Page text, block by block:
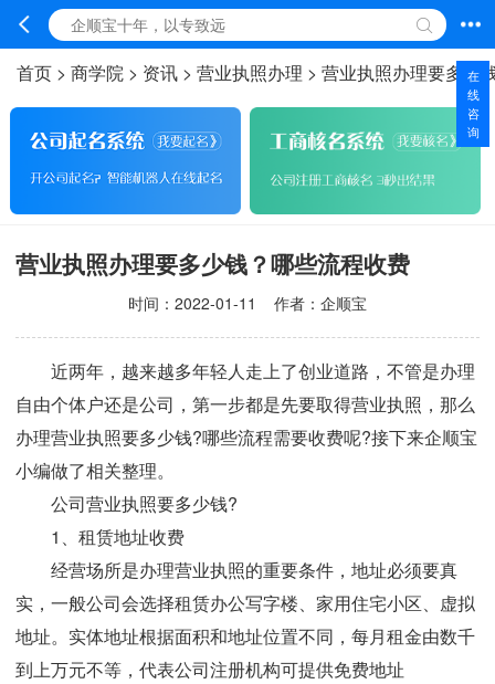
首页 > 商学院 > 资讯 > 营业执照办理 > 营业执照办理要多少
营业执照办理要多少钱？哪些流程收费
时间： 2022-01-11 作者：企顺宝
近两年，越来越多年轻人走上了创业道路，不管是办理
自由个体户还是公司，第一步都是先要取得营业执照，那么
办理营业执照要多少钱?哪些流程需要收费呢?接下来企顺宝
小编做了相关整理。
公司营业执照要多少钱?
1、租赁地址收费
经营场所是办理营业执照的重要条件，地址必须要真
实，一般公司会选择租赁办公写字楼、家用住宅小区、虚拟
地址。实体地址根据面积和地址位置不同，每月租金由数千
到上万元不等，代表公司注册机构可提供免费地址
在
线
咨
询